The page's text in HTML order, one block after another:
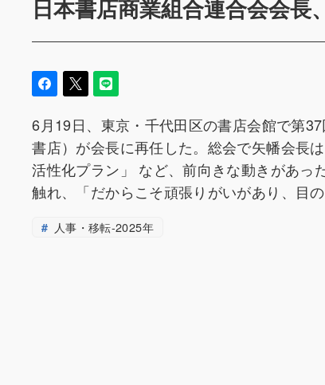
日本書店商業組合連合会会長
6月19日、東京・千代田区の書店会館で第
書店）が会長に再任した。総会で矢幡会長
活性化プラン」 など、前向きな動きがあっ
触れ、「だからこそ頑張りがいがあり、目
人事・移転-2025年